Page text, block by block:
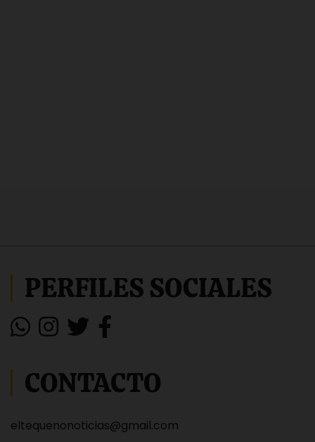
PERFILES SOCIALES
CONTACTO
eltequenonoticias@gmail.com